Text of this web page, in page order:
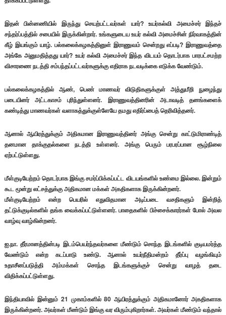
இதன் பின்னணியில் இருந்து செயற்பட்டவர்கள் யார்? உயர்கல்வி அமைச்சர் இந்தச்
சந்தர்ப்பத்தில் சபையில் இருக்கின்றார். உங்களுடைய உயர் கல்வி அமைச்சின் நிர்வாகத்தின்
கீழ் இயங்கும் யாழ். பல்கலைக்கழகத்தினுள் இராணுவம் சென்றது எப்படி? இராணுவத்தை
அங்கே அனுமதித்தது யார்? உயர் கல்வி அமைச்சர் இந்த விடயம் தொடர்பாக பாரபட்சமற்ற
விசாரணை நடத்தி சம்பந்தப்பட்டவர்களுக்கு எதிராக நடவடிக்கை எடுக்க வேண்டும்.
பல்கலைக்கழகத்தில் ஆண், பெண் மாணவர் விடுதிகளுக்குள் அத்துமீறி நுழைந்து
படையினர் அட்டகாசம் புரிந்துள்ளனர். இராணுவத்தினரின் அடாவடித் தனங்களைக்
கண்டித்து மாணவர்கள் வளாகத்துக்குள்ளேயே தமது எதிர்ப்பைத் தெரிவித்தனர்.
ஆனால் ஆயிரத்துக்கும் அதிகமான இராணுவத்தினர் அங்கு சென்று காட்டுமிராண்டித்
தனமான தாக்குதல்களை நடத்தி உள்ளனர். அங்கு பெரும் பரபரப்பான சூழ்நிலை
ஏற்பட்டுள்ளது.
மீள்குடியேற்றம் தொடர்பாக இங்கு சமர்ப்பிக்கப்பட்ட விடயங்களில் உண்மை இல்லை. இன்றும்
கூட மூன்று லட்சத்துக்கு அதிகமான மக்கள் அகதிகளாக இருக்கின்றனர்.
மீள்குடியேற்றம் என்ற பெயரில் எதுவிதமான அடிப்படை வசதிகளும் இன்றித்
தட்டுக்குடில்களில் தங்க வைக்கப்பட்டுள்ளனர். பாதைகளில் பிச்சைக்காரர்கள் போல் அவல
வாழ்வு வாழ்கின்றனர்.
ஐ.நா. தீர்மானத்தின்படி இடம்பெயர்ந்தவர்களை மீண்டும் சொந்த இடங்களில் குடியமர்த்த
வேண்டும் என்ற கடப்பாடு உண்டு. ஆனால் உயர்நீதிமன்றம் தீர்ப்பு வழங்கியும்
உதாசீனப்படுத்தி அம்மக்கள் சொந்த இடங்களுக்குச் சென்று வாழத் தடை
விதிக்கப்பட்டுள்ளது.
இந்தியாவில் இன்னும் 21 முகாம்களில் 80 ஆயிரத்துக்கும் அதிகமானோர் அகதிகளாக
இருக்கின்றனர். அவர்கள் மீண்டும் இங்கு வர விரும்புகிறார்கள். அவர்கள் மீண்டும் வந்தால்